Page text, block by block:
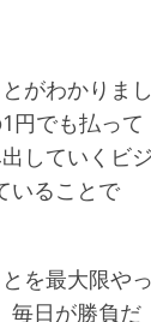
がわかりま
円でも払って
していくビ
いることで
を最大限や
毎日が勝負だ